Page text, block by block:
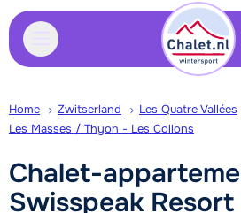
Home Zwitserland
Les Quatre Vallées
Les Masses / Thyon - Les Collons
Chalet-
Swisspeak